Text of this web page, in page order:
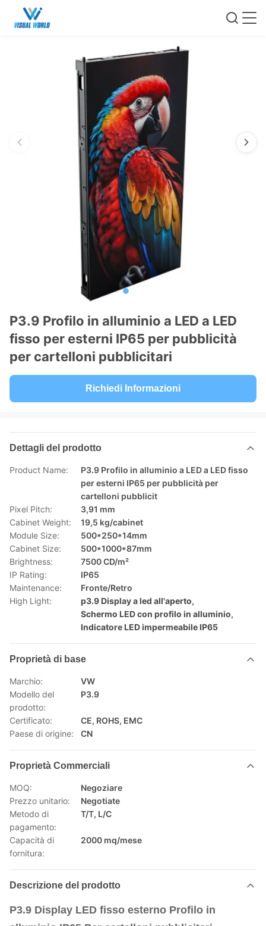
P3.9 Profilo in alluminio a LED a LED
fisso per esterni IP65 per pubblicità
per cartelloni pubblicitari
Richiedi Informazioni
Dettagli del prodotto
Product Name:
P3.9 Profilo in alluminio a LED a LED fisso
per esterni IP65 per pubblicità per
cartelloni pubblicit
Pixel Pitch:
3,91 mm
Cabinet Weight:
19,5 kg/cabinet
Module Size:
500*250*14mm
Cabinet Size:
500*1000*87mm
Brightness:
7500 CD/m²
IP Rating:
IP65
Maintenance:
Fronte/Retro
High Light:
p3.9 Display a led all'aperto,
Schermo LED con profilo in alluminio,
Indicatore LED impermeabile IP65
Proprietà di base
Marchio:
VW
Modello del
prodotto:
P3.9
Certificato:
CE, ROHS, EMC
Paese di origine:
CN
Proprietà Commerciali
MOQ:
Negoziare
Prezzo unitario:
Negotiate
Metodo di
pagamento:
T/T, L/C
Capacità di
fornitura:
2000 mq/mese
Descrizione del prodotto
P3.9 Display LED fisso esterno Profilo in